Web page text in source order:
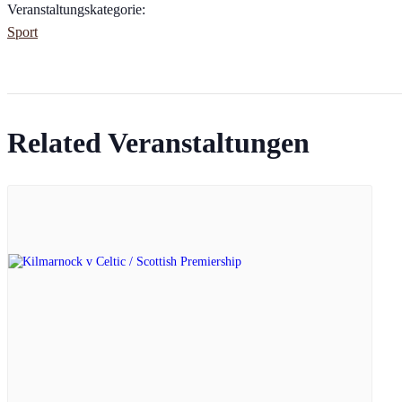
Veranstaltungskategorie:
Sport
Related Veranstaltungen